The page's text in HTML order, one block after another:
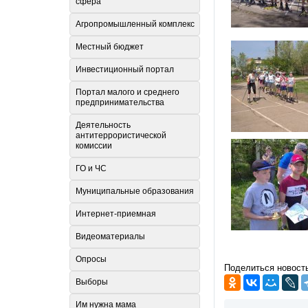
Поделиться
Агропромышленный комплекс
Местный бюджет
Инвестиционный портал
Портал малого и среднего
предпринимательства
Деятельность
антитеррористической
комиссии
ГО и ЧС
Муниципальные образования
Интернет-приемная
Видеоматериалы
Опросы
Выборы
Им нужна мама